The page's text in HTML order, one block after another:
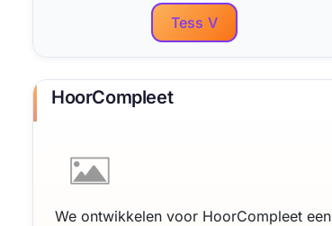
Tess V
HoorCompleet
We ontwikkelen voor HoorCompleet een